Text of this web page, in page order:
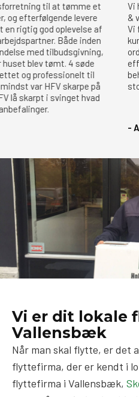
til at tømme et
levere
oplevelse af
Både inden
tilbudsgivning,
tømt. 4 søde
til
HFV skarpe på
i svinget hvad
Vi har
&
Vi fik dem i
kun gode
orden fra
effektive,
behov. Så
store
Vi er dit lokale
Vallensbæk
Når man skal flytte, er det
flyttefirma, der er kendt i
flyttefirma i Vallensbæk,